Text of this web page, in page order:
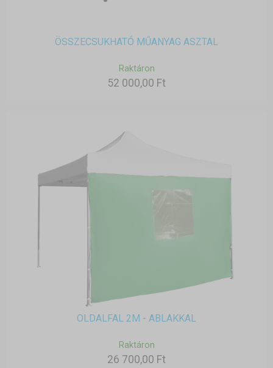
ÖSSZECSUKHATÓ MŰANYAG ASZTAL
Raktáron
52 000,00 Ft
OLDALFAL 2M - ABLAKKAL
Raktáron
26 700,00 Ft